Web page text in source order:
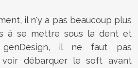
il n'y a pas beaucoup plus
à se mettre sous la dent et
genDesign, il ne faut pas
débarquer le soft avant